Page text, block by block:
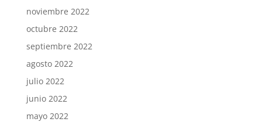
noviembre 2022
octubre 2022
septiembre 2022
agosto 2022
julio 2022
junio 2022
mayo 2022